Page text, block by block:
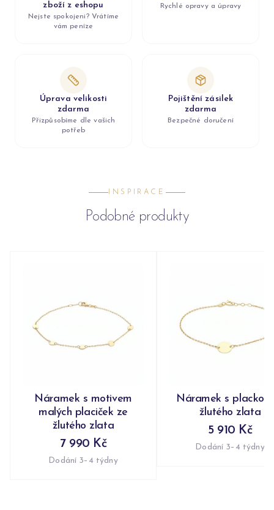
zboží z eshopu
Nejste spokojeni? Vrátíme
vám peníze
Rychlé opravy a úpravy
Úprava velikosti
zdarma
Přizpůsobíme dle vašich
potřeb
Pojištění zásilek
zdarma
Bezpečné doručení
INSPIRACE
Podobné produkty
Náramek s motivem
malých placiček ze
žlutého zlata
7 990 Kč
Dodání 3–4 týdny
Náramek s plackou
žlutého zlata
5 910 Kč
Dodání 3–4 týdny